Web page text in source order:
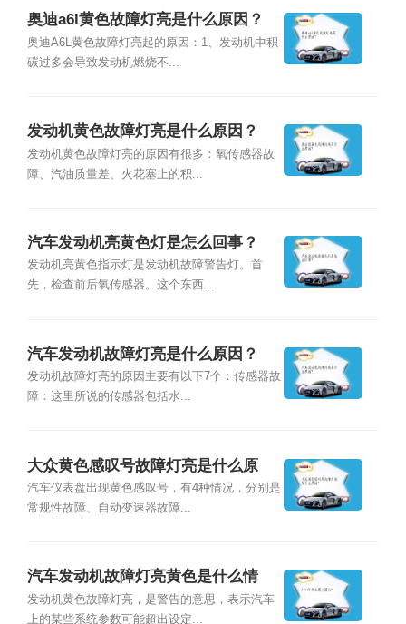
奥迪a6l黄色故障灯亮是什么原因？
奥迪A6L黄色故障灯亮起的原因：1、发动机中积
碳过多会导致发动机燃烧不...
发动机黄色故障灯亮是什么原因？
发动机黄色故障灯亮的原因有很多：氧传感器故
障、汽油质量差、火花塞上的积...
汽车发动机亮黄色灯是怎么回事？
发动机亮黄色指示灯是发动机故障警告灯。首
先，检查前后氧传感器。这个东西...
汽车发动机故障灯亮是什么原因？
发动机故障灯亮的原因主要有以下7个：传感器故
障：这里所说的传感器包括水...
大众黄色感叹号故障灯亮是什么原
因？
汽车仪表盘出现黄色感叹号，有4种情况，分别是
常规性故障、自动变速器故障...
汽车发动机故障灯亮黄色是什么情
况？
发动机⻩⾊故障灯亮，是警告的意思，表示汽⻋
上的某些系统参数可能超出设定...